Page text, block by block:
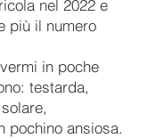
nel 2022 e
più il numero
in poche
testarda,
pochino ansiosa.